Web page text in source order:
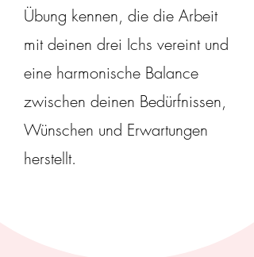
Übung kennen, die die Arbeit
mit deinen drei Ichs vereint und
eine harmonische Balance
zwischen deinen Bedürfnissen,
Wünschen und Erwartungen
herstellt.